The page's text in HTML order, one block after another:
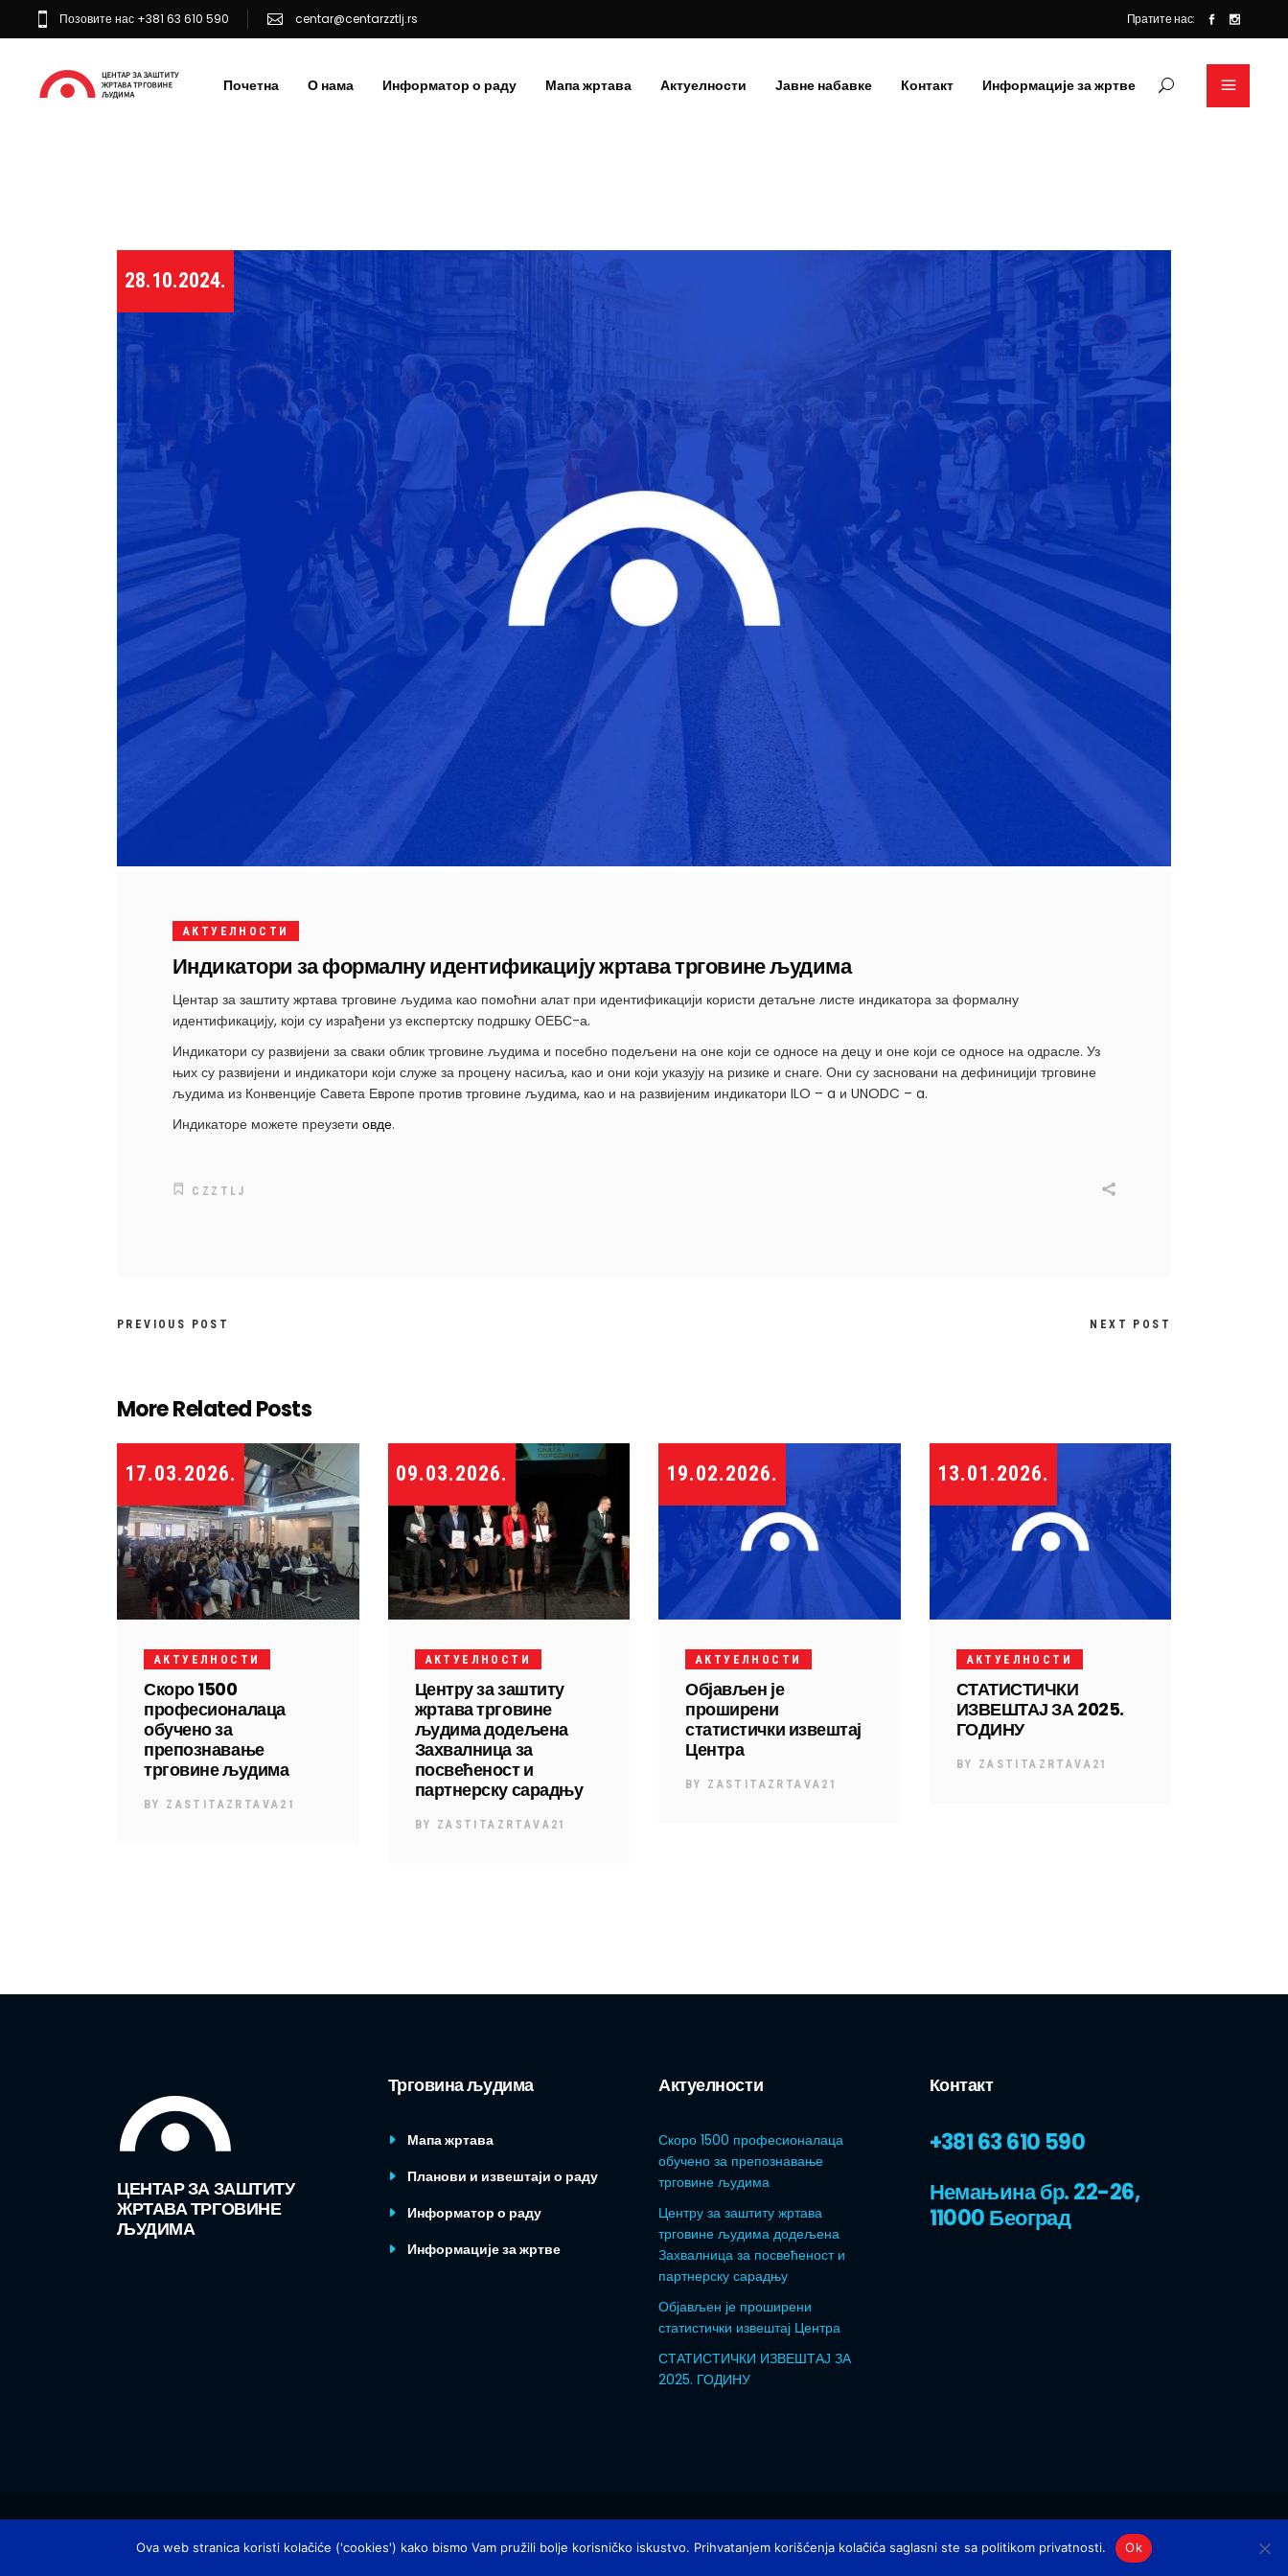
Позовите нас +381 63 610 590 centar@centarzztlj.rs Пратите нас:
Почетна О нама Информатор о раду Мапа жртава Актуелности Јавне набавке Контакт Информације за жртве
28.10.2024.
АКТУЕЛНОСТИ
Индикатори за формалну идентификацију жртава трговине људима
Центар за заштиту жртава трговине људима као помоћни алат при идентификацији користи детаљне листе индикатора за формалну
идентификацију, који су израђени уз експертску подршку ОЕБС-а.
Индикатори су развијени за сваки облик трговине људима и посебно подељени на оне који се односе на децу и оне који се односе на одрасле. Уз
њих су развијени и индикатори који служе за процену насиља, као и они који указују на ризике и снаге. Они су засновани на дефиницији трговине
људима из Конвенције Савета Европе против трговине људима, као и на развијеним индикатори ILO – a и UNODC – a.
Индикаторе можете преузети овде.
CZZTLJ
PREVIOUS POST NEXT POST
More Related Posts
17.03.2026.
АКТУЕЛНОСТИ
Скоро 1500
професионалаца
обучено за
препознавање
трговине људима
BY ZASTITAZRTAVA21
09.03.2026.
АКТУЕЛНОСТИ
Центру за заштиту
жртава трговине
људима додељена
Захвалница за
посвећеност и
партнерску сарадњу
BY ZASTITAZRTAVA21
19.02.2026.
АКТУЕЛНОСТИ
Објављен је
проширени
статистички извештај
Центра
BY ZASTITAZRTAVA21
13.01.2026.
АКТУЕЛНОСТИ
СТАТИСТИЧКИ
ИЗВЕШТАЈ ЗА 2025.
ГОДИНУ
BY ZASTITAZRTAVA21
ЦЕНТАР ЗА ЗАШТИТУ
ЖРТАВА ТРГОВИНЕ
ЉУДИМА
Трговина људима
Мапа жртава
Планови и извештаји о раду
Информатор о раду
Информације за жртве
Актуелности
Скоро 1500 професионалаца
обучено за препознавање
трговине људима
Центру за заштиту жртава
трговине људима додељена
Захвалница за посвећеност и
партнерску сарадњу
Објављен је проширени
статистички извештај Центра
СТАТИСТИЧКИ ИЗВЕШТАЈ ЗА
2025. ГОДИНУ
Контакт
+381 63 610 590
Немањина бр. 22-26,
11000 Београд
2023 | All Rights Reserved
Ova web stranica koristi kolačiće ('cookies') kako bismo Vam pružili bolje korisničko iskustvo. Prihvatanjem korišćenja kolačića saglasni ste sa politikom privatnosti. Ok